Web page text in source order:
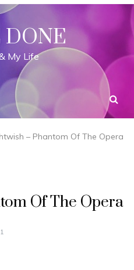
DONE
My Life
– Phantom Of The Opera
Of The Opera